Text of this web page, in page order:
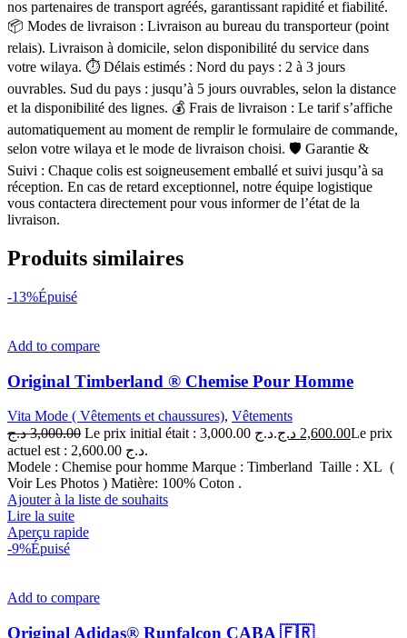
nos partenaires de transport agréés, garantissant rapidité et fiabilité.
📦 Modes de livraison : Livraison au bureau du transporteur (point
relais). Livraison à domicile, selon disponibilité du service dans
votre wilaya. ⏱ Délais estimés : Nord du pays : 2 à 3 jours
ouvrables. Sud du pays : jusqu’à 5 jours ouvrables, selon la distance
et la disponibilité des lignes. 💰 Frais de livraison : Le tarif s’affiche
automatiquement au moment de remplir le formulaire de commande,
selon votre wilaya et le mode de livraison choisi. 🛡 Garantie &
Suivi : Chaque colis est soigneusement emballé et suivi jusqu’à sa
réception. En cas de retard exceptionnel, notre équipe logistique
vous contactera directement pour vous informer de l’état de la
livraison.
Produits similaires
-13%Épuisé
Add to compare
Original Timberland ® Chemise Pour Homme
Vita Mode ( Vêtements et chaussures), Vêtements
3,000.00 د.ج Le prix initial était : 3,000.00 د.ج. 2,600.00 د.ج
Le prix
actuel est : 2,600.00 د.ج.
Modele : Chemise pour homme Marque : Timberland Taille : XL (
Voir Les Photos ) Matière: 100% Coton .
Ajouter à la liste de souhaits
Lire la suite
Aperçu rapide
-9%Épuisé
Add to compare
Original Adidas® Runfalcon CABA 🇫🇷